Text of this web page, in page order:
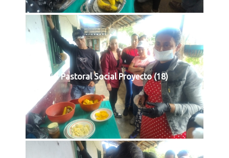
Pastoral Social Proyecto (18)